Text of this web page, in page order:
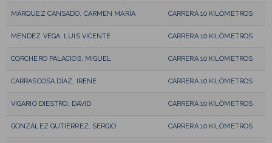
MÁRQUEZ CANSADO, CARMEN MARÍA CARRERA 10 KILÓMETROS
MENDEZ VEGA, LUIS VICENTE CARRERA 10 KILÓMETROS
CORCHERO PALACIOS, MIGUEL CARRERA 10 KILÓMETROS
CARRASCOSA DÍAZ, IRENE CARRERA 10 KILÓMETROS
VIGARIO DIESTRO, DAVID CARRERA 10 KILÓMETROS
GONZÁLEZ GUTIÉRREZ, SERGIO CARRERA 10 KILÓMETROS